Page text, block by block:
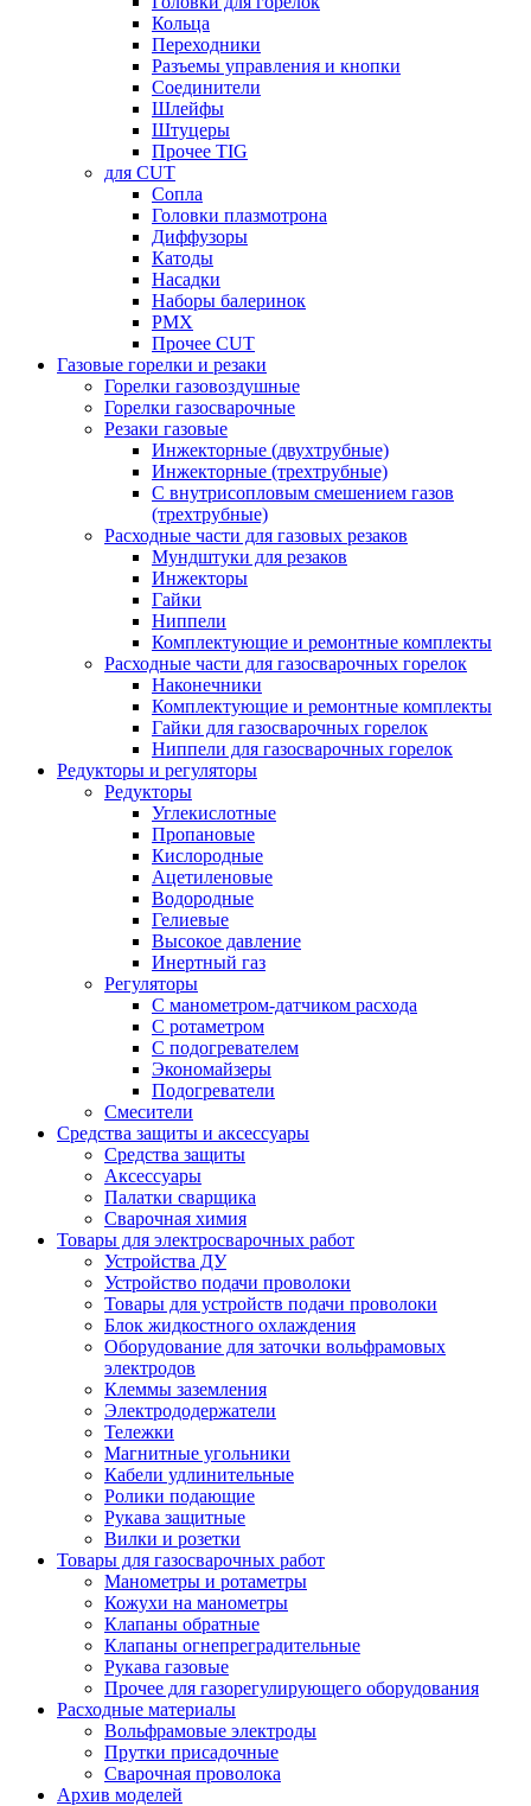
Кольца
Переходники
Разъемы управления и кнопки
Соединители
Шлейфы
Штуцеры
Прочее TIG
для CUT
Сопла
Головки плазмотрона
Диффузоры
Катоды
Насадки
Наборы балеринок
PMX
Прочее CUT
Газовые горелки и резаки
Горелки газовоздушные
Горелки газосварочные
Резаки газовые
Инжекторные (двухтрубные)
Инжекторные (трехтрубные)
С внутрисопловым смешением газов
(трехтрубные)
Расходные части для газовых резаков
Мундштуки для резаков
Инжекторы
Гайки
Ниппели
Комплектующие и ремонтные комплекты
Расходные части для газосварочных горелок
Наконечники
Комплектующие и ремонтные комплекты
Гайки для газосварочных горелок
Ниппели для газосварочных горелок
Редукторы и регуляторы
Редукторы
Углекислотные
Пропановые
Кислородные
Ацетиленовые
Водородные
Гелиевые
Высокое давление
Инертный газ
Регуляторы
С манометром-датчиком расхода
С ротаметром
С подогревателем
Экономайзеры
Подогреватели
Смесители
Средства защиты и аксессуары
Средства защиты
Аксессуары
Палатки сварщика
Сварочная химия
Товары для электросварочных работ
Устройства ДУ
Устройство подачи проволоки
Товары для устройств подачи проволоки
Блок жидкостного охлаждения
Оборудование для заточки вольфрамовых
электродов
Клеммы заземления
Электрододержатели
Тележки
Магнитные угольники
Кабели удлинительные
Ролики подающие
Рукава защитные
Вилки и розетки
Товары для газосварочных работ
Манометры и ротаметры
Кожухи на манометры
Клапаны обратные
Клапаны огнепреградительные
Рукава газовые
Прочее для газорегулирующего оборудования
Расходные материалы
Вольфрамовые электроды
Прутки присадочные
Сварочная проволока
Архив моделей